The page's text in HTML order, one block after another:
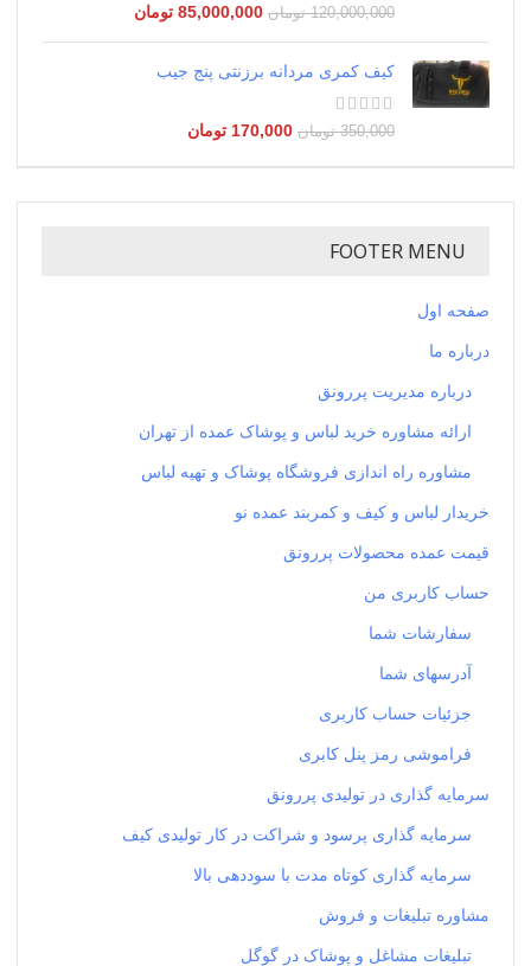
120,000,000 تومان 85,000,000 تومان
کیف کمری مردانه برزنتی پنج جیب
350,000 تومان 170,000 تومان
FOOTER MENU
صفحه اول
درباره ما
درباره مدیریت پررونق
ارائه مشاوره خرید لباس و پوشاک عمده از تهران
مشاوره راه اندازی فروشگاه پوشاک و تهیه لباس
خریدار لباس و کیف و کمربند عمده نو
قیمت عمده محصولات پررونق
حساب کاربری من
سفارشات شما
آدرسهای شما
جزئیات حساب کاربری
فراموشی رمز پنل کابری
سرمایه گذاری در تولیدی پررونق
سرمایه گذاری پرسود و شراکت در کار تولیدی کیف
سرمایه گذاری کوتاه مدت با سوددهی بالا
مشاوره تبلیغات و فروش
تبلیغات مشاغل و پوشاک در گوگل